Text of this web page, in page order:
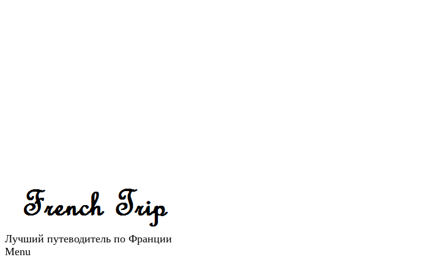
Лучший путеводитель по Франции
Menu